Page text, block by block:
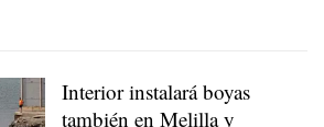
Interior instalará boyas
también en Melilla y